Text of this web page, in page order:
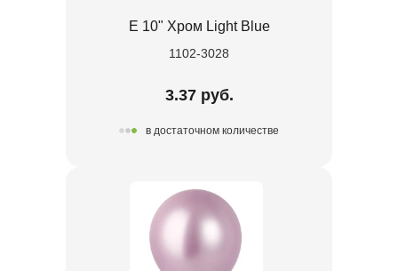
Е 10" Хром Light Blue
1102-3028
3.37 руб.
в достаточном количестве